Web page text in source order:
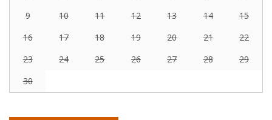
9
10 11 12 13 14
15
16
17 18 19 20 21
22
23
24 25 26 27 28
29
30